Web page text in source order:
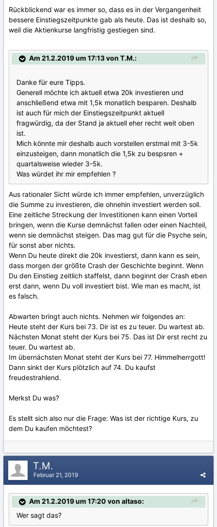
Rückblickend war es immer so, dass es in der Vergangenheit
bessere Einstiegszeitpunkte gab als heute. Das ist deshalb so,
weil die Aktienkurse langfristig gestiegen sind.
Am 21.2.2019 um 17:13 von T.M.:
Danke für eure Tipps.
Generell möchte ich aktuell etwa 20k investieren und
anschließend etwa mit 1,5k monatlich besparen. Deshalb
ist auch für mich der Einstiegszeitpunkt aktuell
fragwürdig, da der Stand ja aktuell eher recht weit oben
ist.
Mich könnte mir deshalb auch vorstellen erstmal mit 3-5k
einzusteigen, dann monatlich die 1,5k zu bespsren +
quartalsweise wieder 3-5k.
Was würdet ihr mir empfehlen ?
Aus rationaler Sicht würde ich immer empfehlen, unverzüglich
die Summe zu investieren, die ohnehin investiert werden soll.
Eine zeitliche Streckung der Investitionen kann einen Vorteil
bringen, wenn die Kurse demnächst fallen oder einen Nachteil,
wenn sie demnächst steigen. Das mag gut für die Psyche sein,
für sonst aber nichts.
Wenn Du heute direkt die 20k investierst, dann kann es sein,
dass morgen der größte Crash der Geschichte beginnt. Wenn
Du den Einstieg zeitlich staffelst, dann beginnt der Crash eben
erst dann, wenn Du voll investiert bist. Wie man es macht, ist
es falsch.
Abwarten bringt auch nichts. Nehmen wir folgendes an:
Heute steht der Kurs bei 73. Dir ist es zu teuer. Du wartest ab.
Nächsten Monat steht der Kurs bei 75. Das ist Dir erst recht zu
teuer. Du wartest ab.
Im übernächsten Monat steht der Kurs bei 77. Himmelherrgott!
Dann sinkt der Kurs plötzlich auf 74. Du kaufst
freudestrahlend.
Merkst Du was?
Es stellt sich also nur die Frage: Was ist der richtige Kurs, zu
dem Du kaufen möchtest?
T.M.
Februar 21, 2019
Am 21.2.2019 um 17:20 von altaso:
Wer sagt das?